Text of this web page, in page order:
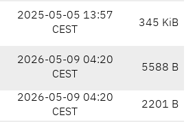
2025-05-05 13:57
CEST
345 KiB
2026-05-09 04:20
CEST
5588 B
2026-05-09 04:20
CEST
2201 B